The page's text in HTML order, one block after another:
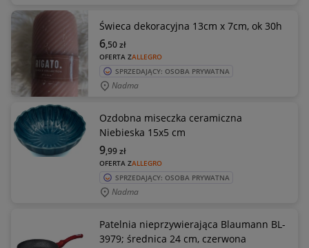
Świeca dekoracyjna 13cm x 7cm, ok 30h
OFERTA ZALLEGRO
6,50zł
SPRZEDAJĄCY: OSOBA PRYWATNA
Nadma
Ozdobna miseczka ceramiczna
Niebieska 15x5 cm
OFERTA ZALLEGRO
9,99zł
SPRZEDAJĄCY: OSOBA PRYWATNA
Nadma
Patelnia nieprzywierająca Blaumann BL-
3979; średnica 24 cm, czerwona